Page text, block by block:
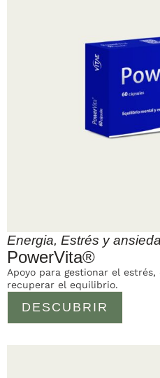
Energia, Estrés y
PowerVita®
DESCUBRIR
Apoyo para gestionar el
recuperar el equilibrio.